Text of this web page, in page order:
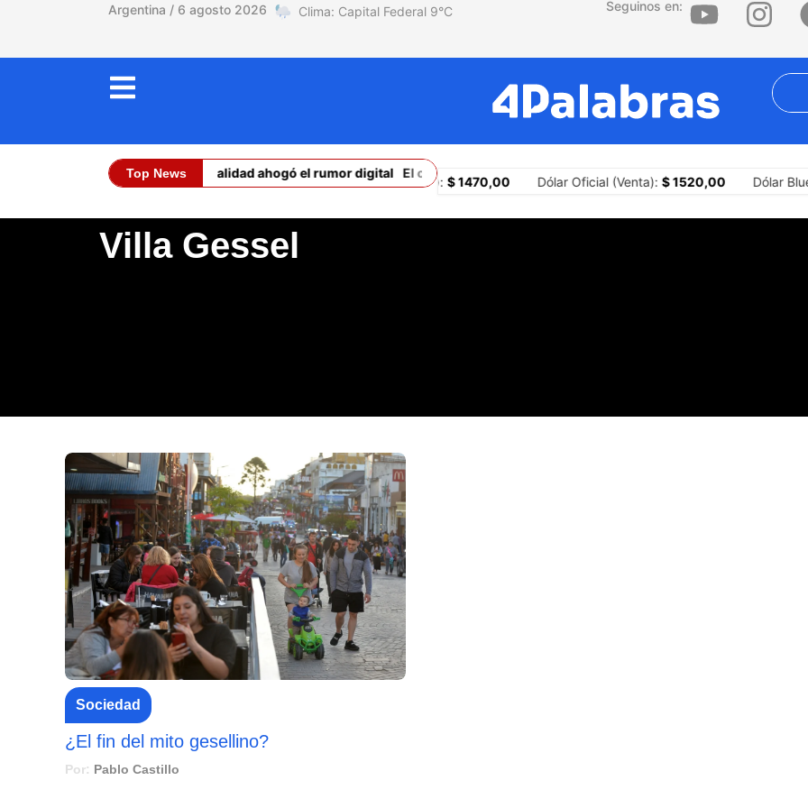
Argentina / 6 agosto 2026 9°C Seguinos en:
Top News
Ceuta: la realidad ahogó el rumor digital El conflicto con Brasil y los límites constitucionales del presidente
Dólar Oficial (Compra):$ 1470,00 Dólar Oficial (Venta):$ 1520,00 Dólar
Villa Gessel
Sociedad
¿El fin del mito gesellino?
Por: Pablo Castillo